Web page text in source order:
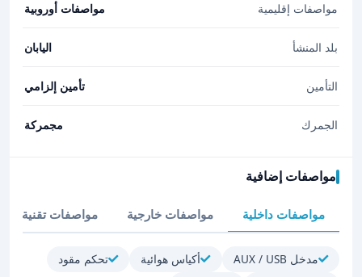
مواصفات إقليمية مواصفات أوروبية
بلد المنشأ اليابان
التأمين تأمين إلزامي
الجمرك مجمركة
مواصفات إضافية
مواصفات داخلية مواصفات خارجية مواصفات تقنية
مدخل AUX / USB أكياس هوائية
تحكم مقود